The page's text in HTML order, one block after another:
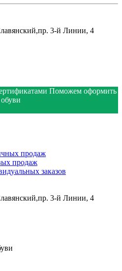
3-й Линии, 4
Поможем оформить
продаж
продаж
заказов
3-й Линии, 4